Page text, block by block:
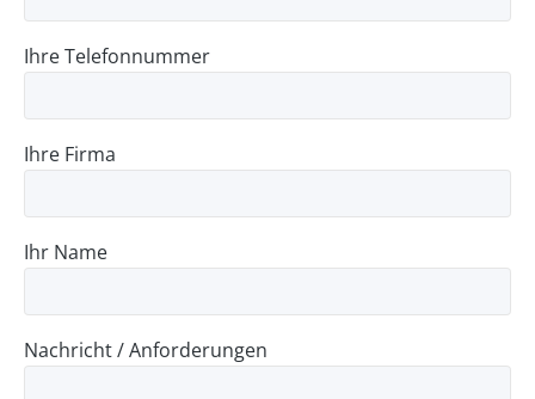
Ihre Telefonnummer
Ihre Firma
Ihr Name
Nachricht / Anforderungen